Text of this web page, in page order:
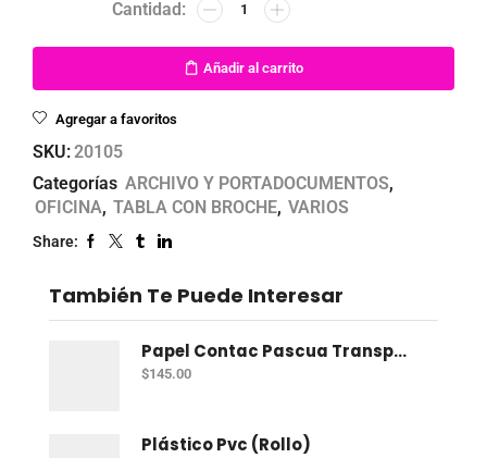
Añadir al carrito
Agregar a favoritos
SKU:20105
Categorías ARCHIVO Y PORTADOCUMENTOS,
OFICINA, TABLA CON BROCHE, VARIOS
Share:
También Te Puede Interesar
Papel Contac Pascua Transparente 45 Cm X 20 Mt
$145.00
Plástico Pvc (Rollo)